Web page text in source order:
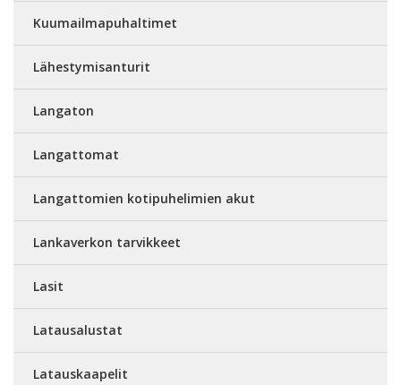
Kuumailmapuhaltimet
Lähestymisanturit
Langaton
Langattomat
Langattomien kotipuhelimien akut
Lankaverkon tarvikkeet
Lasit
Latausalustat
Latauskaapelit